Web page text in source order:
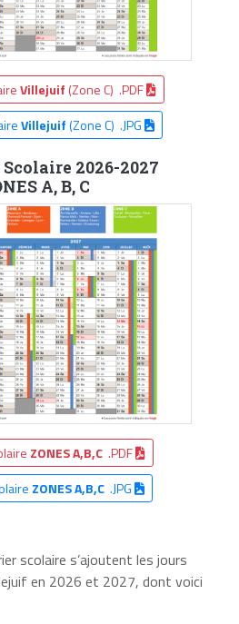
Villejuif (Zone C) .PDF
Villejuif(Zone C) .JPG
2026-2027
A, B, C
ZONES A,B,C .PDF
ZONES A,B,C.JPG
scolaire s’ajoutent les jours
en 2026 et 2027, dont voici